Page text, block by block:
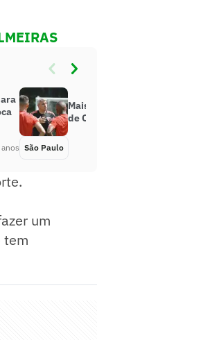
anos
Mais treinos: entenda mudanças
de Crespo na rotina do São Paulo
São Paulo
um
tem